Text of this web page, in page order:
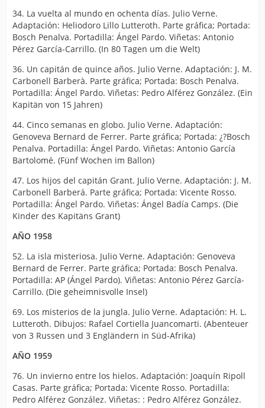
34. La vuelta al mundo en ochenta días. Julio Verne.
Adaptación: Heliodoro Lillo Lutteroth. Parte gráfica; Portada:
Bosch Penalva. Portadilla: Ángel Pardo. Viñetas: Antonio
Pérez García-Carrillo. (In 80 Tagen um die Welt)
36. Un capitán de quince años. Julio Verne. Adaptación: J. M.
Carbonell Barberà. Parte gráfica; Portada: Bosch Penalva.
Portadilla: Ángel Pardo. Viñetas: Pedro Alférez González. (Ein
Kapitän von 15 Jahren)
44. Cinco semanas en globo. Julio Verne. Adaptación:
Genoveva Bernard de Ferrer. Parte gráfica; Portada: ¿?Bosch
Penalva. Portadilla: Ángel Pardo. Viñetas: Antonio García
Bartolomé. (Fünf Wochen im Ballon)
47. Los hijos del capitán Grant. Julio Verne. Adaptación: J. M.
Carbonell Barberá. Parte gráfica; Portada: Vicente Rosso.
Portadilla: Ángel Pardo. Viñetas: Ángel Badía Camps. (Die
Kinder des Kapitäns Grant)
AÑO 1958
52. La isla misteriosa. Julio Verne. Adaptación: Genoveva
Bernard de Ferrer. Parte gráfica; Portada: Bosch Penalva.
Portadilla: AP (Ángel Pardo). Viñetas: Antonio Pérez García-
Carrillo. (Die geheimnisvolle Insel)
69. Los misterios de la jungla. Julio Verne. Adaptación: H. L.
Lutteroth. Dibujos: Rafael Cortiella Juancomarti. (Abenteuer
von 3 Russen und 3 Engländern in Süd-Afrika)
AÑO 1959
76. Un invierno entre los hielos. Adaptación: Joaquín Ripoll
Casas. Parte gráfica; Portada: Vicente Rosso. Portadilla:
Pedro Alférez González. Viñetas: : Pedro Alférez González.